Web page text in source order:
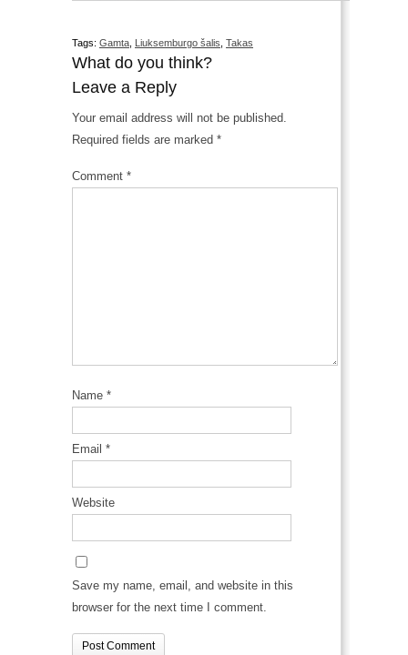
Tags: Gamta Liuksemburgo šalis Takas
What do you think?
Leave a Reply
Your email address will not be published.
Required fields are marked *
Comment *
Name *
Email *
Website
Save my name, email, and website in this
browser for the next time I comment.